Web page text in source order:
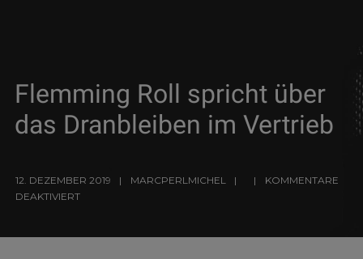
Flemming Roll spricht über
das Dranbleiben im Vertrieb
12. DEZEMBER 2019 MARCPERLMICHEL
KOMMENTARE
DEAKTIVIERT